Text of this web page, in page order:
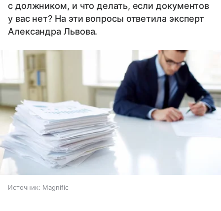
с должником, и что делать, если документов
у вас нет? На эти вопросы ответила эксперт
Александра Львова.
Источник: Magnific